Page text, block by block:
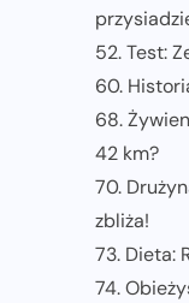
52. Test:
60.
68.
42 km?
70.
zbliża!
73. Dieta:
74.